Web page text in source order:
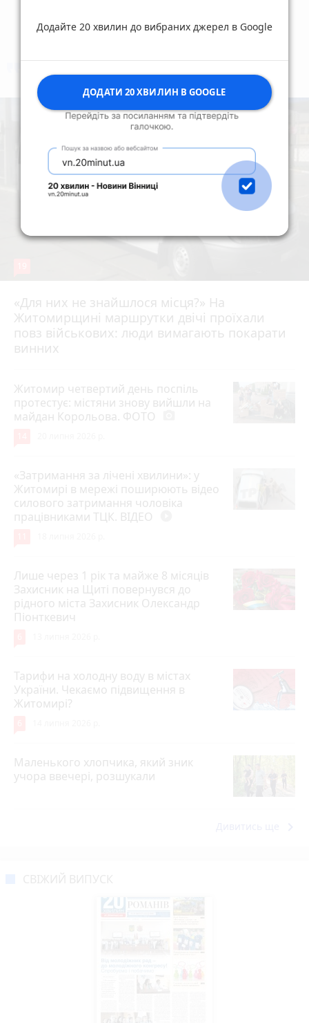
Найчастішекоментують
«Для них не знайшлося місця?» На
Житомирщині маршрутки двічі проїхали
повз військових: люди вимагають покарати
винних
17 липня 2026 р.
Житомир четвертий день поспіль
протестує: містяни знову вийшли на
майдан Корольова. ФОТО
«Затримання за лічені хвилини»: у
Житомирі в мережі поширюють відео
силового затримання чоловіка
працівниками ТЦК. ВІДЕО
Лише через 1 рік та майже 8 місяців
Захисник на Щиті повернувся до
рідного міста Захисник Олександр
Піонткевич
Тарифи на холодну воду в містах
України. Чекаємо підвищення в
Житомирі?
Маленького хлопчика, який зник
учора ввечері, розшукали
Додайте 20 хвилин до вибраних джерел в Google
ДОДАТИ 20 ХВИЛИН В GOOGLE